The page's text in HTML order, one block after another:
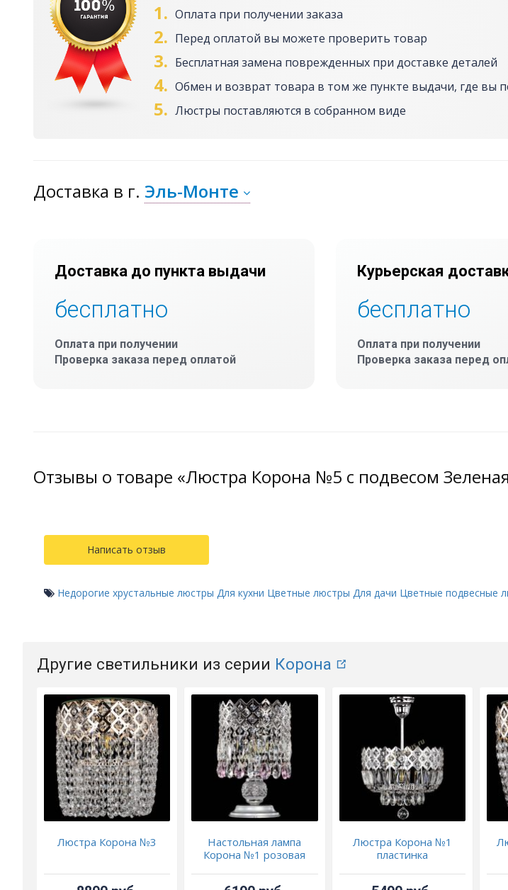
1. Оплата при получении заказа
2. Перед оплатой вы можете проверить товар
3. Бесплатная замена поврежденных при доставке деталей
4. Обмен и возврат товара в том же пункте выдачи, где вы
5. Люстры поставляются в собранном виде
Доставка в г. Эль-Монте
Доставка до пункта выдачи
бесплатно
Оплата при получении
Проверка заказа перед оплатой
Курьерская
бесплатно
Оплата при получении
Проверка заказа перед
Отзывы о товаре «Люстра Корона №5 с подвесом
Написать отзыв
Недорогие хрустальные люстры Для кухни Цветные люстры Для дачи Цветные подвесные
Другие светильники из серии Корона
Люстра Корона №3
Настольная лампа
Корона №1 розовая
Люстра Корона №1
пластинка